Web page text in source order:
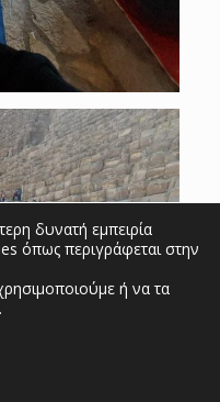
δυνατή εμπειρία
όπως περιγράφεται στην
ή να τα
.